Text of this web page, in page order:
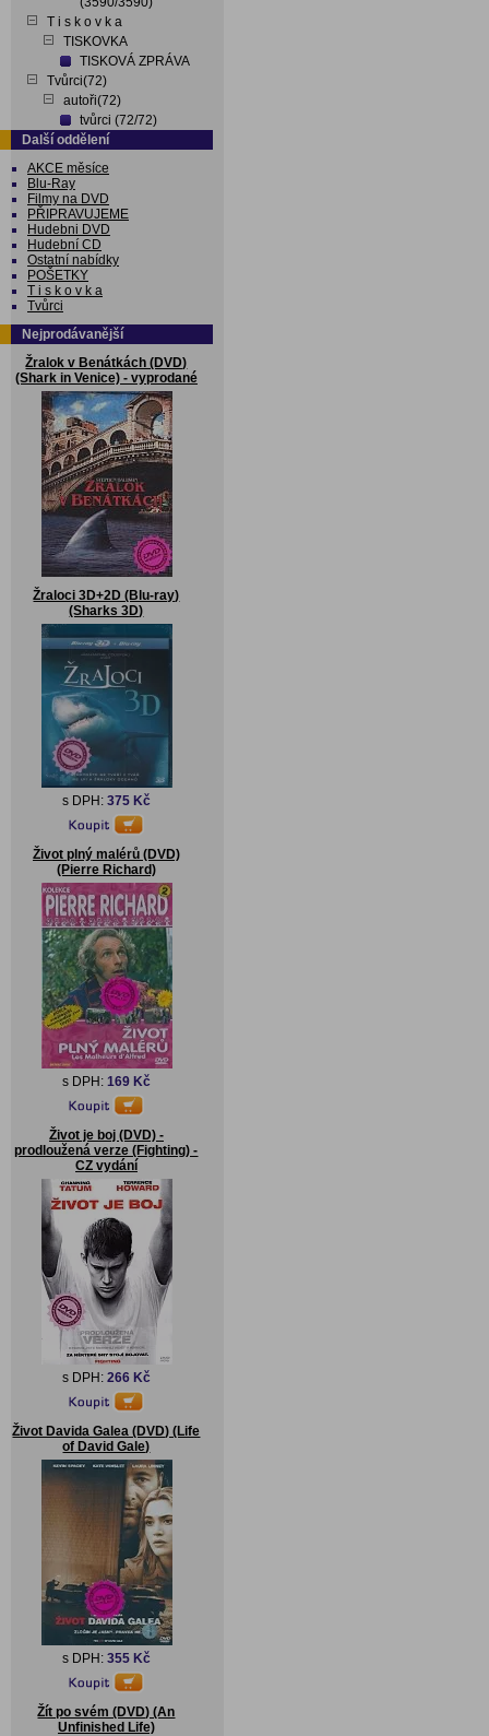
T i s k o v k a
TISKOVKA
TISKOVÁ ZPRÁVA
Tvůrci(72)
autoři(72)
tvůrci (72/72)
Další oddělení
AKCE měsíce
Blu-Ray
Filmy na DVD
PŘIPRAVUJEME
Hudebni DVD
Hudební CD
Ostatní nabídky
POŠETKY
T i s k o v k a
Tvůrci
Nejprodávanější
Žralok v Benátkách (DVD)
(Shark in Venice) - vyprodané
Žraloci 3D+2D (Blu-ray)
(Sharks 3D)
s DPH: 375 Kč
Život plný malérů (DVD)
(Pierre Richard)
s DPH: 169 Kč
Život je boj (DVD) -
prodloužená verze (Fighting) -
CZ vydání
s DPH: 266 Kč
Život Davida Galea (DVD) (Life
of David Gale)
s DPH: 355 Kč
Žít po svém (DVD) (An
Unfinished Life)